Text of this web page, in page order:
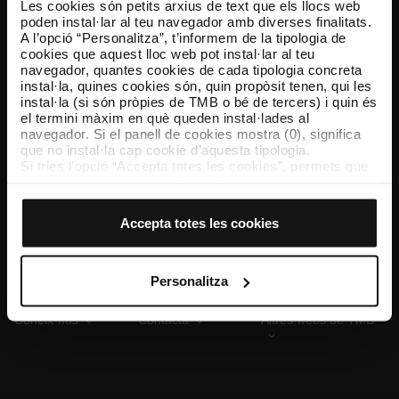
Les cookies són petits arxius de text que els llocs web
poden instal·lar al teu navegador amb diverses finalitats.
A l’opció “Personalitza”, t’informem de la tipologia de
cookies que aquest lloc web pot instal·lar al teu
navegador, quantes cookies de cada tipologia concreta
instal·la, quines cookies són, quin propòsit tenen, qui les
instal·la (si són pròpies de TMB o bé de tercers) i quin és
el termini màxim en què queden instal·lades al
navegador. Si el panell de cookies mostra (0), significa
que no instal·la cap cookie d’aquesta tipologia.
Si tries l’opció “Accepta totes les cookies”, permets que
El selector que es troba a la dreta de cada tipologia de
cookies d’aquella classe.
Un cop hagis marcat les teves preferències, has de fer
clic sobre “Selecciona i configura”. Així, s’instal·laran
només les cookies de la tipologia que hagis seleccionat
personalització, perquè permeten recordar les teves
opcions de navegació (com ara l’idioma) i milloren la teva
Accepta totes les cookies
Personalitza
TMB App
Descarrega’t TMB App i compra els teus bitllets
App Store Google Play
Coneix-nos Contacta Altres webs de TMB